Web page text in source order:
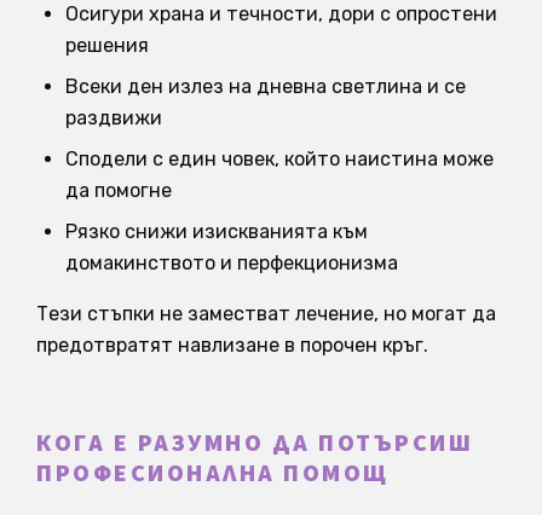
Осигури храна и течности, дори с опростени
решения
Всеки ден излез на дневна светлина и се
раздвижи
Сподели с един човек, който наистина може
да помогне
Рязко снижи изискванията към
домакинството и перфекционизма
Тези стъпки не заместват лечение, но могат да
предотвратят навлизане в порочен кръг.
КОГА Е РАЗУМНО ДА ПОТЪРСИШ
ПРОФЕСИОНАЛНА ПОМОЩ